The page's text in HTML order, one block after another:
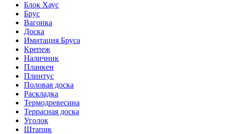
Блок Хаус
Брус
Вагонка
Доска
Имитация Бруса
Крепеж
Наличник
Планкен
Плинтус
Половая доска
Раскладка
Термодревесина
Террасная доска
Уголок
Штапик